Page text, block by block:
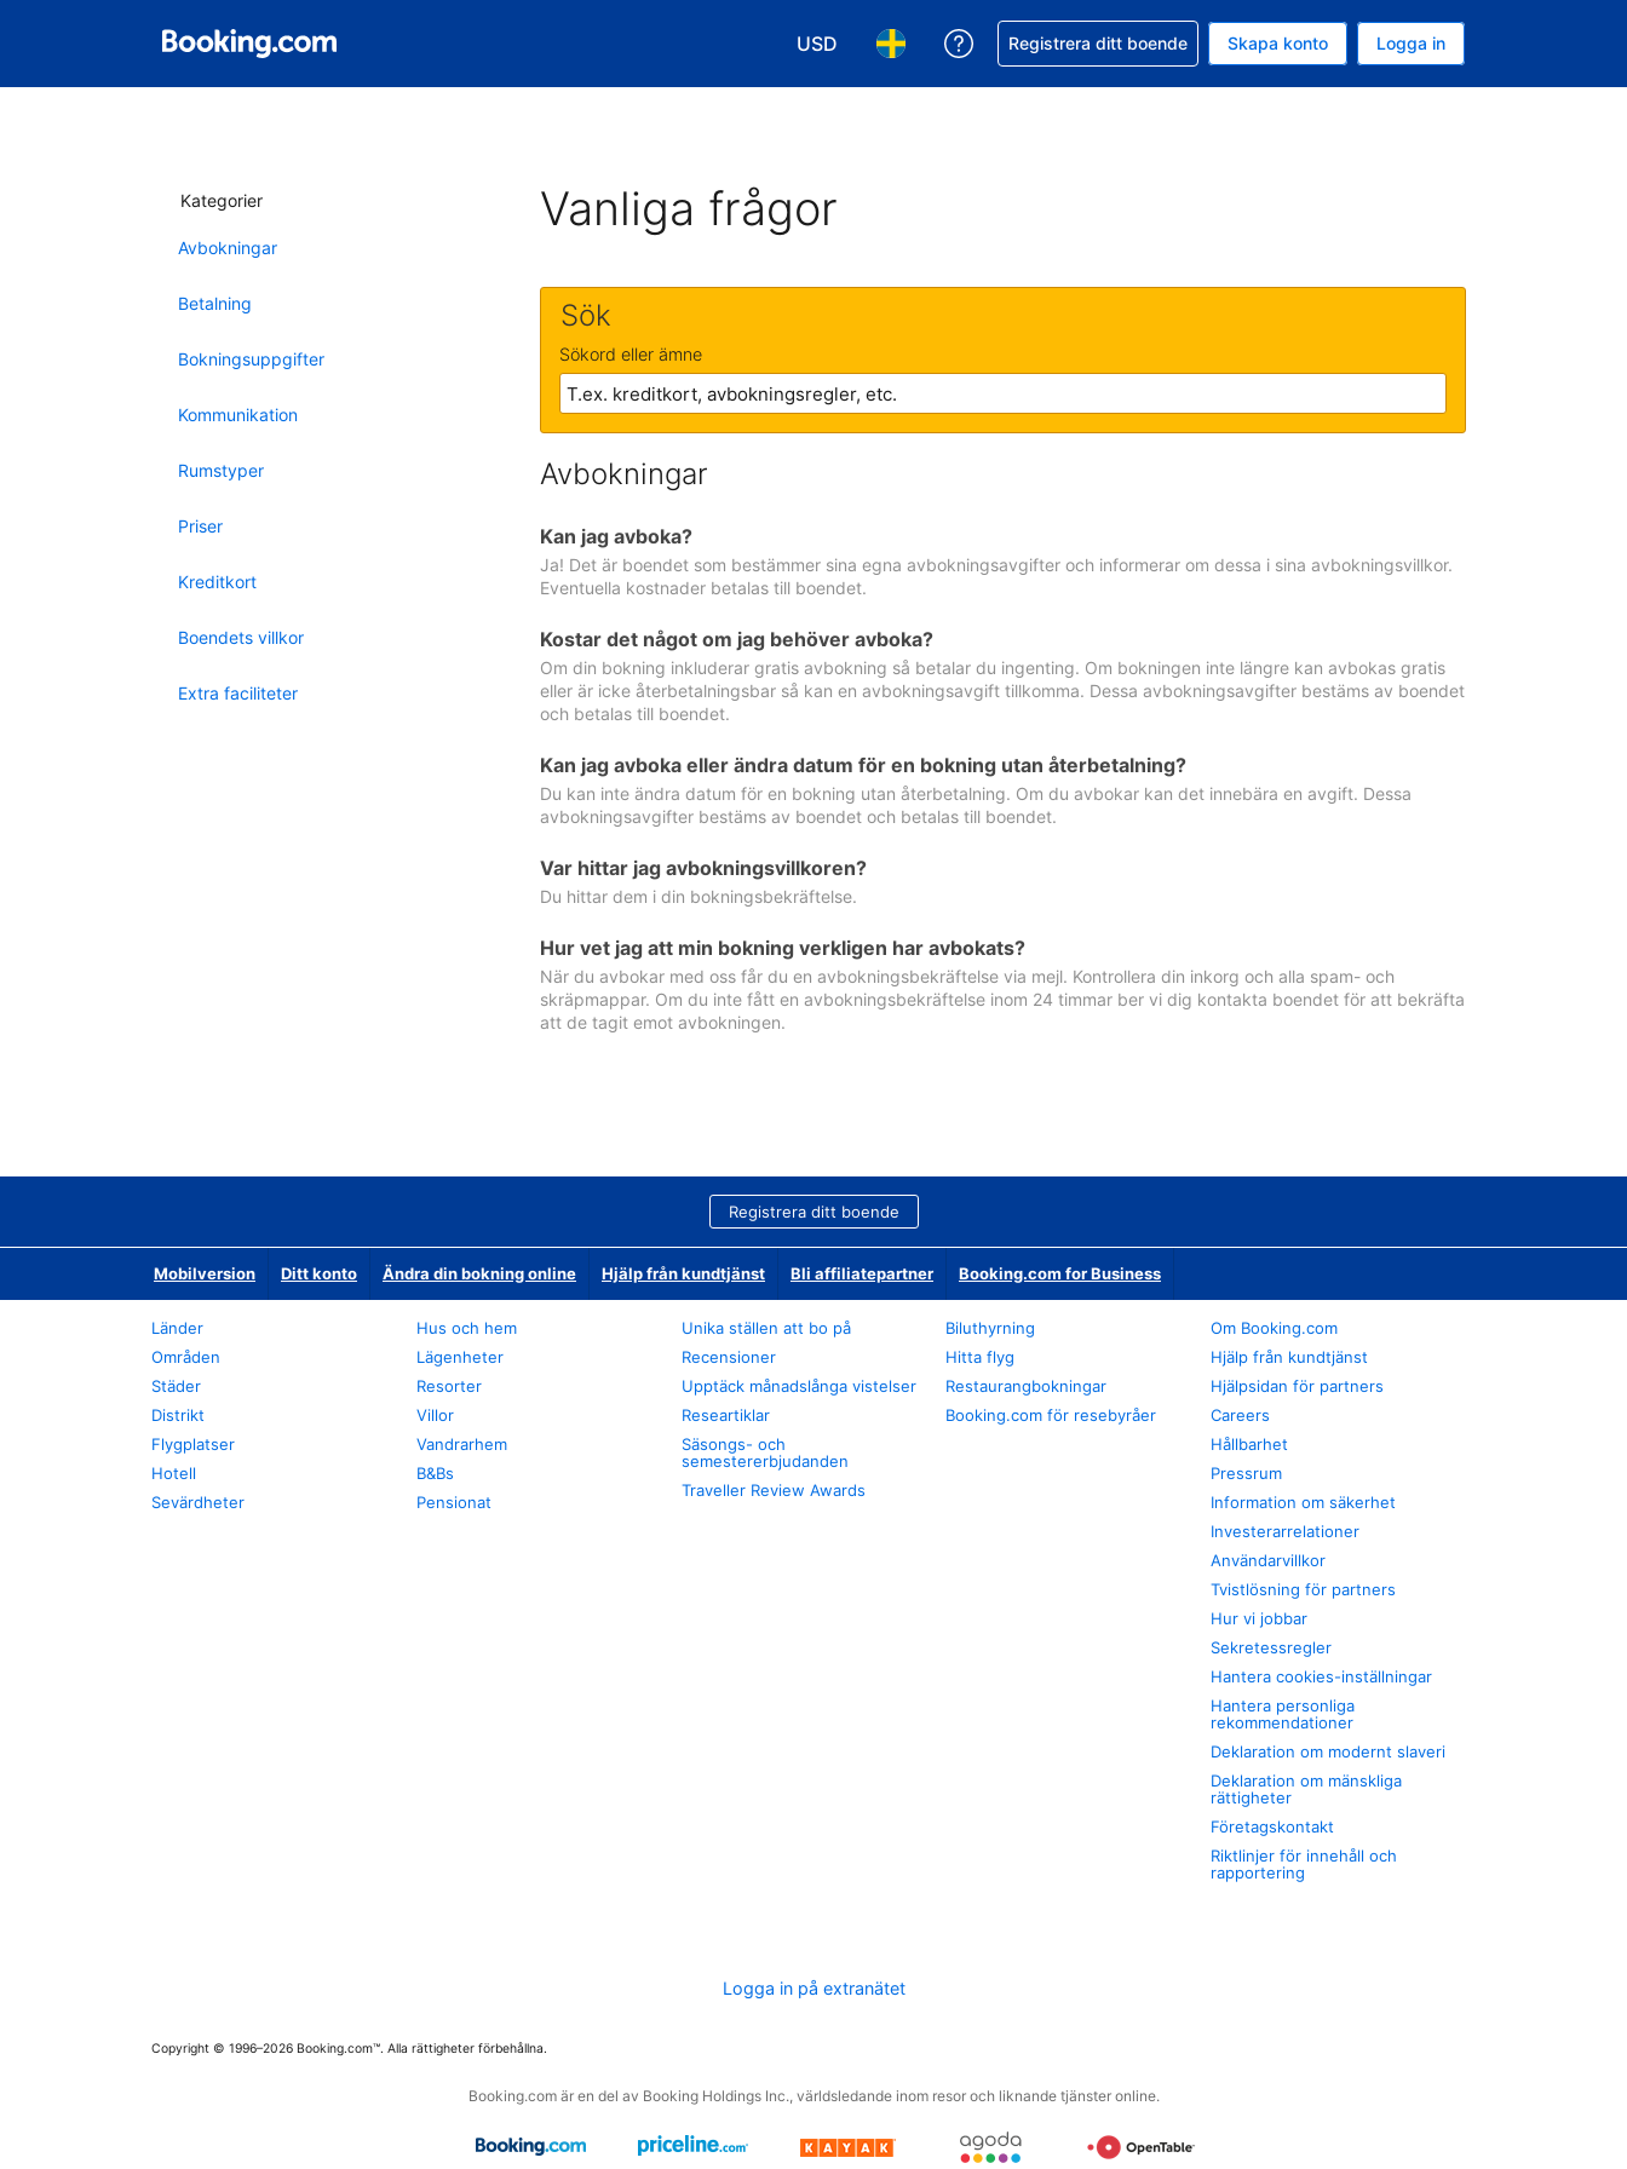
USD
Välj valuta. Din nuvarande valuta är Amerikanska dollar
Välj språk. Ditt nuvarande språk är Svenska
Få hjälp med din bokning
Registrera ditt boende Skapa konto Logga in
Kategorier
Avbokningar
Betalning
Bokningsuppgifter
Kommunikation
Rumstyper
Priser
Kreditkort
Boendets villkor
Extra faciliteter
Vanliga frågor
Sök
Sökord eller ämne
Avbokningar
Kan jag avboka?
Ja! Det är boendet som bestämmer sina egna avbokningsavgifter och informerar om dessa i sina avbokningsvillkor.
Eventuella kostnader betalas till boendet.
Kostar det något om jag behöver avboka?
Om din bokning inkluderar gratis avbokning så betalar du ingenting. Om bokningen inte längre kan avbokas gratis
eller är icke återbetalningsbar så kan en avbokningsavgift tillkomma. Dessa avbokningsavgifter bestäms av boendet
och betalas till boendet.
Kan jag avboka eller ändra datum för en bokning utan återbetalning?
Du kan inte ändra datum för en bokning utan återbetalning. Om du avbokar kan det innebära en avgift. Dessa
avbokningsavgifter bestäms av boendet och betalas till boendet.
Var hittar jag avbokningsvillkoren?
Du hittar dem i din bokningsbekräftelse.
Hur vet jag att min bokning verkligen har avbokats?
När du avbokar med oss får du en avbokningsbekräftelse via mejl. Kontrollera din inkorg och alla spam- och
skräpmappar. Om du inte fått en avbokningsbekräftelse inom 24 timmar ber vi dig kontakta boendet för att bekräfta
att de tagit emot avbokningen.
Registrera ditt boende
Mobilversion Ditt konto Ändra din bokning online Hjälp från kundtjänst Bli affiliatepartner Booking.com for Business
Länder
Områden
Städer
Distrikt
Flygplatser
Hotell
Sevärdheter
Hus och hem
Lägenheter
Resorter
Villor
Vandrarhem
B&Bs
Pensionat
Unika ställen att bo på
Recensioner
Upptäck månadslånga vistelser
Researtiklar
Säsongs- och
semestererbjudanden
Traveller Review Awards
Biluthyrning
Hitta flyg
Restaurangbokningar
Booking.com för resebyråer
Om Booking.com
Hjälp från kundtjänst
Hjälpsidan för partners
Careers
Hållbarhet
Pressrum
Information om säkerhet
Investerarrelationer
Användarvillkor
Tvistlösning för partners
Hur vi jobbar
Sekretessregler
Hantera cookies-inställningar
Hantera personliga
rekommendationer
Deklaration om modernt slaveri
Deklaration om mänskliga
rättigheter
Företagskontakt
Riktlinjer för innehåll och
rapportering
Logga in på extranätet
Copyright © 1996–2026 Booking.com™. Alla rättigheter förbehållna.
Booking.com är en del av Booking Holdings Inc., världsledande inom resor och liknande tjänster online.